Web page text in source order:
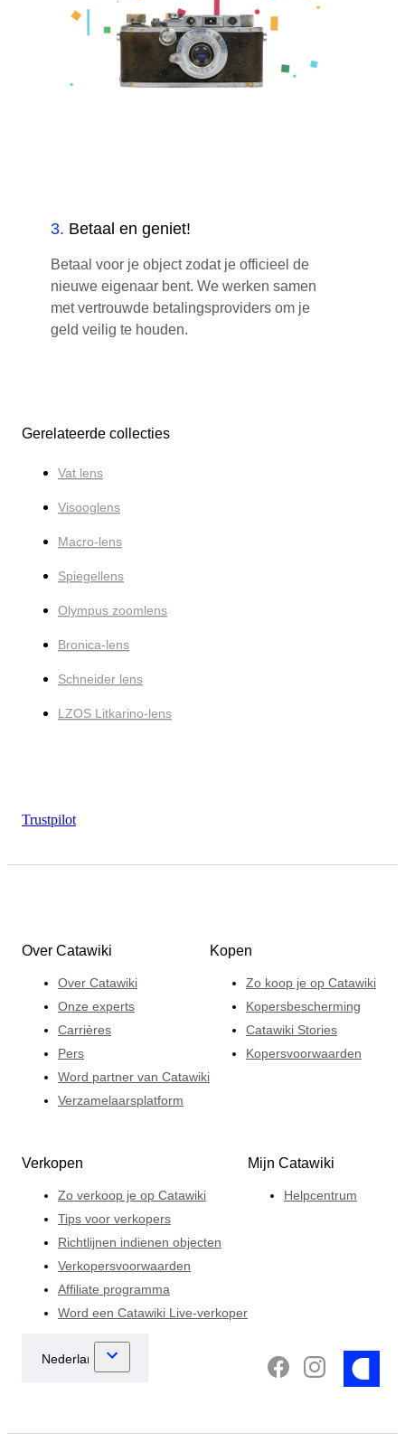
3. Betaal en geniet!
Betaal voor je object zodat je officieel de
nieuwe eigenaar bent. We werken samen
met vertrouwde betalingsproviders om je
geld veilig te houden.
Gerelateerde collecties
Vat lens
Visooglens
Macro-lens
Spiegellens
Olympus zoomlens
Bronica-lens
Schneider lens
LZOS Litkarino-lens
Trustpilot
Over Catawiki
Over Catawiki
Onze experts
Carrières
Pers
Word partner van Catawiki
Verzamelaarsplatform
Kopen
Zo koop je op Catawiki
Kopersbescherming
Catawiki Stories
Kopersvoorwaarden
Verkopen
Zo verkoop je op Catawiki
Tips voor verkopers
Richtlijnen indienen objecten
Verkopersvoorwaarden
Affiliate programma
Word een Catawiki Live-verkoper
Mijn Catawiki
Helpcentrum